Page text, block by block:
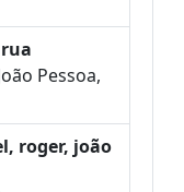
Pessoa,
roger, joão